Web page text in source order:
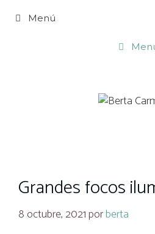
Menú
Grandes focos
8 octubre, 2021porberta